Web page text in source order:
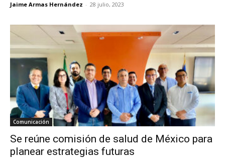
Jaime Armas Hernández - 28 julio, 2023
Comunicación
Se reúne comisión de salud de México para
planear estrategias futuras